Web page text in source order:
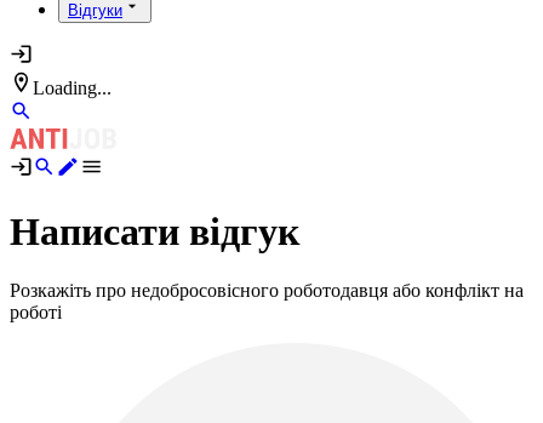
Відгуки
Loading...
Написати відгук
Розкажіть про недобросовісного роботодавця або конфлікт на
роботі